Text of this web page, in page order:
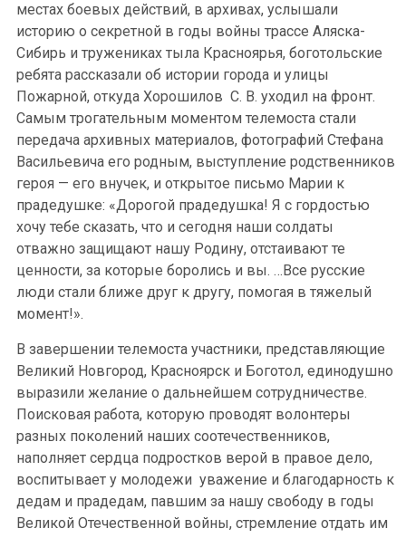
местах боевых действий, в архивах, услышали
историю о секретной в годы войны трассе Аляска-
Сибирь и тружениках тыла Красноярья, боготольские
ребята рассказали об истории города и улицы
Пожарной, откуда Хорошилов С. В. уходил на фронт.
Самым трогательным моментом телемоста стали
передача архивных материалов, фотографий Стефана
Васильевича его родным, выступление родственников
героя — его внучек, и открытое письмо Марии к
прадедушке: «Дорогой прадедушка! Я с гордостью
хочу тебе сказать, что и сегодня наши солдаты
отважно защищают нашу Родину, отстаивают те
ценности, за которые боролись и вы. …Все русские
люди стали ближе друг к другу, помогая в тяжелый
момент!».
В завершении телемоста участники, представляющие
Великий Новгород, Красноярск и Боготол, единодушно
выразили желание о дальнейшем сотрудничестве.
Поисковая работа, которую проводят волонтеры
разных поколений наших соотечественников,
наполняет сердца подростков верой в правое дело,
воспитывает у молодежи уважение и благодарность к
дедам и прадедам, павшим за нашу свободу в годы
Великой Отечественной войны, стремление отдать им